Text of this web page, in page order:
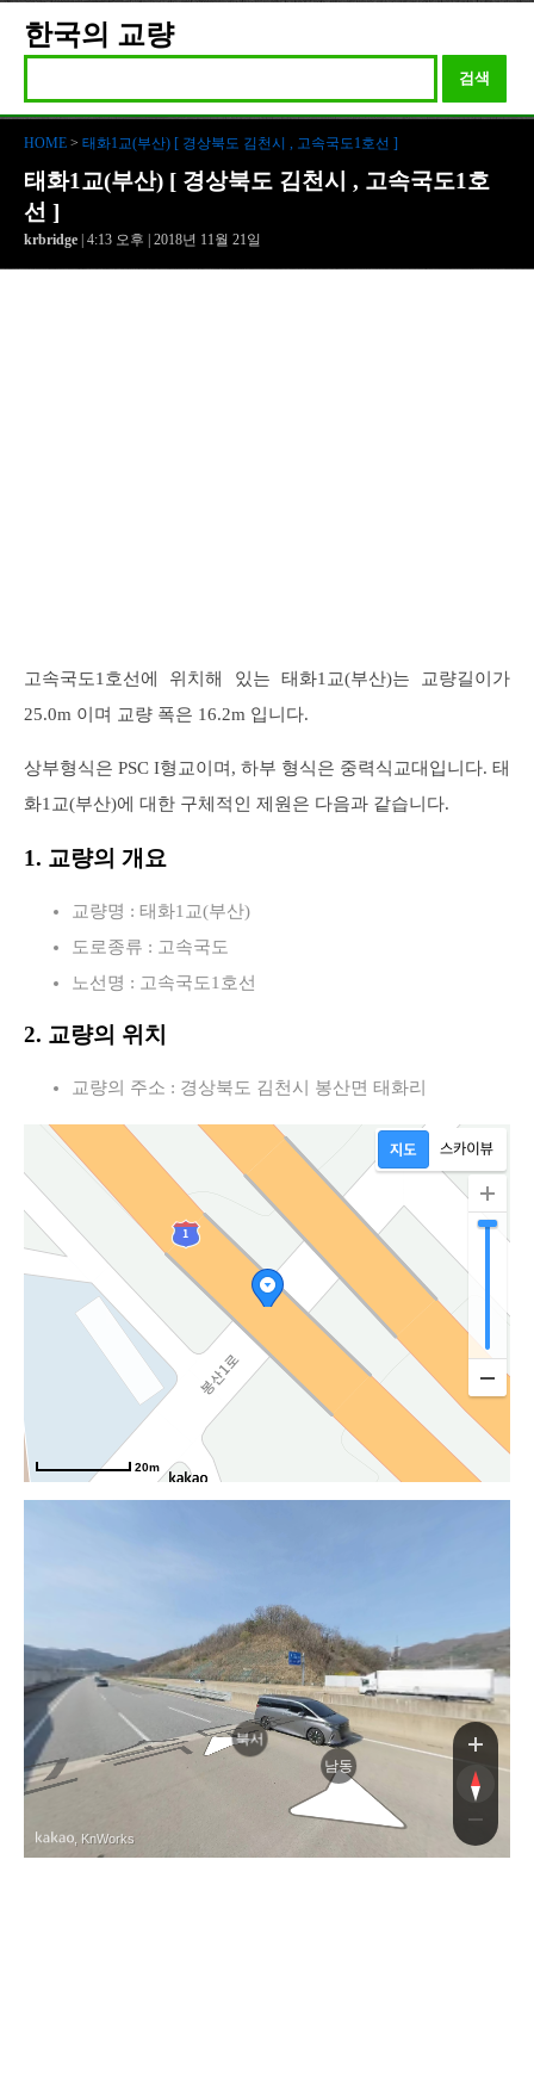
한국의 교량
검색
HOME > 태화1교(부산) [ 경상북도 김천시 , 고속국도1호선 ]
태화1교(부산) [ 경상북도 김천시 , 고속국도1호
선 ]
krbridge | 4:13 오후 | 2018년 11월 21일
고속국도1호선에 위치해 있는 태화1교(부산)는 교량길이가
25.0m 이며 교량 폭은 16.2m 입니다.
상부형식은 PSC I형교이며, 하부 형식은 중력식교대입니다. 태
화1교(부산)에 대한 구체적인 제원은 다음과 같습니다.
1. 교량의 개요
교량명 : 태화1교(부산)
도로종류 : 고속국도
노선명 : 고속국도1호선
2. 교량의 위치
교량의 주소 : 경상북도 김천시 봉산면 태화리
20m
북서
남동
, KnWorks